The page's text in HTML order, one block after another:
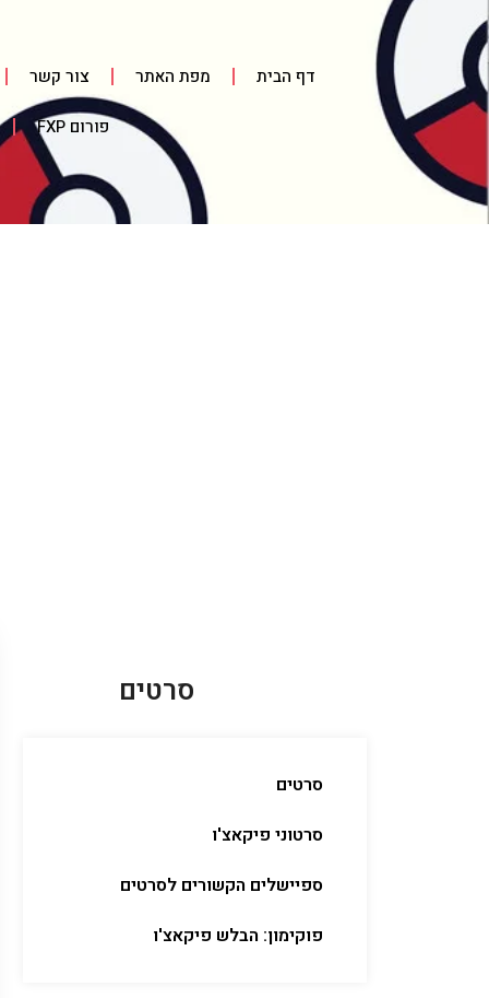
דף הבית מפת האתר צור קשר
פורום FXP
סרטים
סרטים
סרטוני פיקאצ'ו
ספיישלים הקשורים לסרטים
פוקימון: הבלש פיקאצ'ו